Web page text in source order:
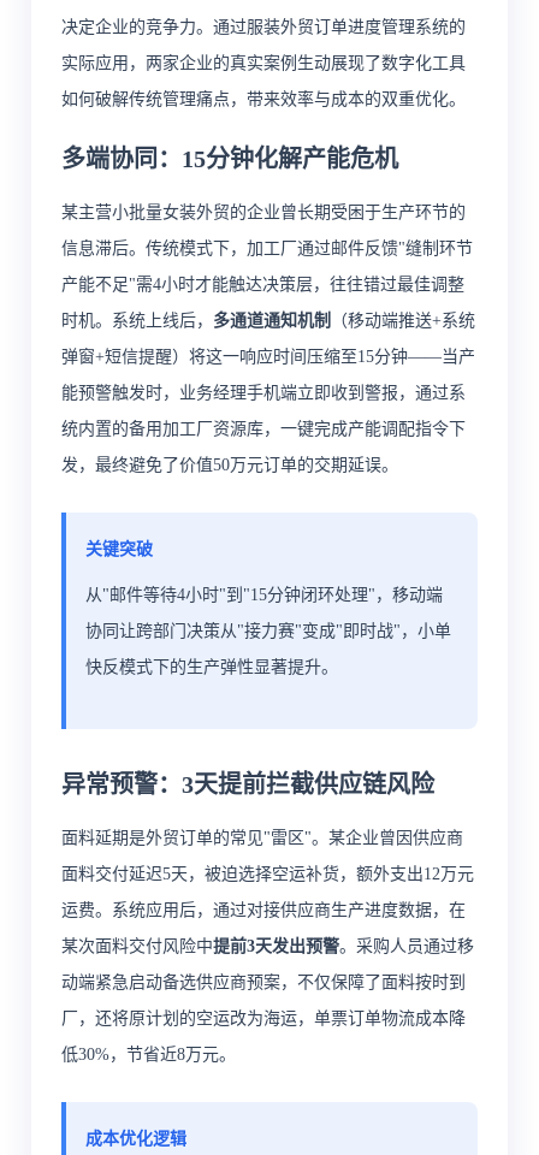
决定企业的竞争力。通过服装外贸订单进度管理系统的
实际应用，两家企业的真实案例生动展现了数字化工具
如何破解传统管理痛点，带来效率与成本的双重优化。
多端协同：15分钟化解产能危机
某主营小批量女装外贸的企业曾长期受困于生产环节的
信息滞后。传统模式下，加工厂通过邮件反馈"缝制环节
产能不足"需4小时才能触达决策层，往往错过最佳调整
时机。系统上线后， 多通道通知机制
（移动端推送+系统
弹窗+短信提醒）将这一响应时间压缩至15分钟——当产
能预警触发时，业务经理手机端立即收到警报，通过系
统内置的备用加工厂资源库，一键完成产能调配指令下
发，最终避免了价值50万元订单的交期延误。
关键突破
从"邮件等待4小时"到"15分钟闭环处理"，移动端
协同让跨部门决策从"接力赛"变成"即时战"，小单
快反模式下的生产弹性显著提升。
异常预警：3天提前拦截供应链风险
面料延期是外贸订单的常见"雷区"。某企业曾因供应商
面料交付延迟5天，被迫选择空运补货，额外支出12万元
运费。系统应用后，通过对接供应商生产进度数据，在
某次面料交付风险中提前3天发出预警。采购人员通过移
动端紧急启动备选供应商预案，不仅保障了面料按时到
厂，还将原计划的空运改为海运，单票订单物流成本降
低30%，节省近8万元。
成本优化逻辑